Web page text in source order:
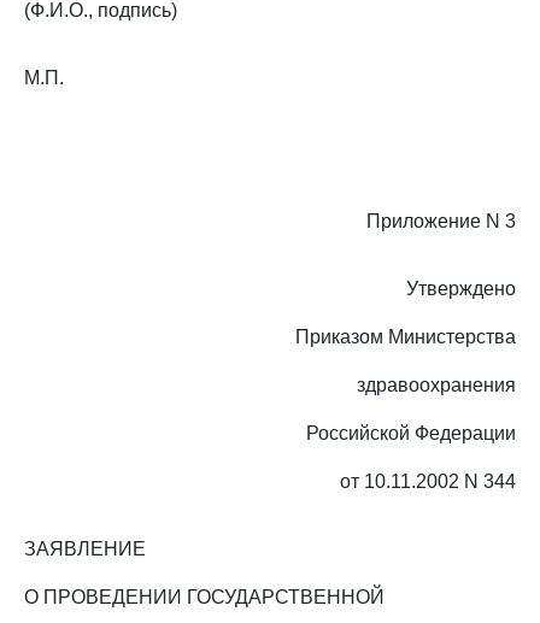
(Ф.И.О., подпись)
М.П.
Приложение N 3
Утверждено
Приказом Министерства
здравоохранения
Российской Федерации
от 10.11.2002 N 344
ЗАЯВЛЕНИЕ
О ПРОВЕДЕНИИ ГОСУДАРСТВЕННОЙ